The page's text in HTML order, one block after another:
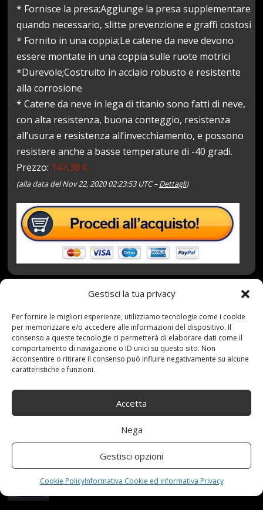
Gestisci la tua privacy
Per fornire le migliori esperienze, utilizziamo tecnologie come i cookie
per memorizzare e/o accedere alle informazioni del dispositivo. Il
consenso a queste tecnologie ci permetterà di elaborare dati come il
comportamento di navigazione o ID unici su questo sito. Non
acconsentire o ritirare il consenso può influire negativamente su alcune
caratteristiche e funzioni.
Accetta
Nega
Gestisci opzioni
Cookie PolicyInformativa Cookie ed informativa Privacy
* Fornisce la presa;Aggiunge la presa supplementare
quando necessario, slitte prevenzione e graffi costosi
* Fornito in una coppia;Le catene da neve devono
essere montate in una coppia sulle ruote motrici
*Durevole;Costruito in acciaio robusto e resistente
alla corrosione
* Catene da neve in lega di titanio sono fatti di neve,
con alta resistenza, buona conteggio, resistenza
all’usura e resistenza all’invecchiamento, e possono
resistere anche a basse temperature di -40 gradi.
Prezzo: 147,38 €
(alla data del Nov 22, 2020 02:23:53 UTC –Dettagli)
22 Novembre 2020 redazione Adatto
Antiski,AntiSlip,Auto,CATENA,della,Emergenza,Fdhoi
Invernale ,Neve,PNEUMATICI,Pneumatico, Portatile,
Trazione
Categories: Shop
Articoli recenti
Assicurazione auto e sostituzione lunotto: le cose
25 Novembre,2024